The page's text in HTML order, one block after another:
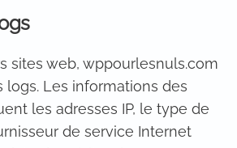
sites web, wppourlesnuls.com
logs. Les informations des
les adresses IP, le type de
de service Internet